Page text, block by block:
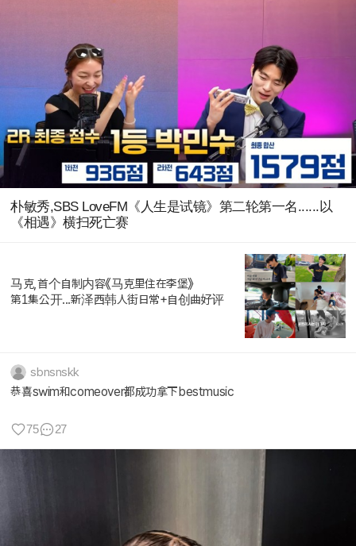
朴敏秀,SBS LoveFM《人生是试镜》第二轮第一名......以
《相遇》横扫死亡赛
马克,首个自制内容《马克里住在李堡》
第1集公开...新泽西韩人街日常+自创曲好评
sbnsnskk
恭喜swim和comeover都成功拿下bestmusic
75 27